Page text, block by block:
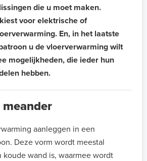
die u moet maken.
voor elektrische of
En, in het laatste
u de vloerverwarming wilt
mogelijkheden, die ieder hun
hebben.
aanleggen in een
Deze vorm wordt meestal
koude wand is, waarmee wordt